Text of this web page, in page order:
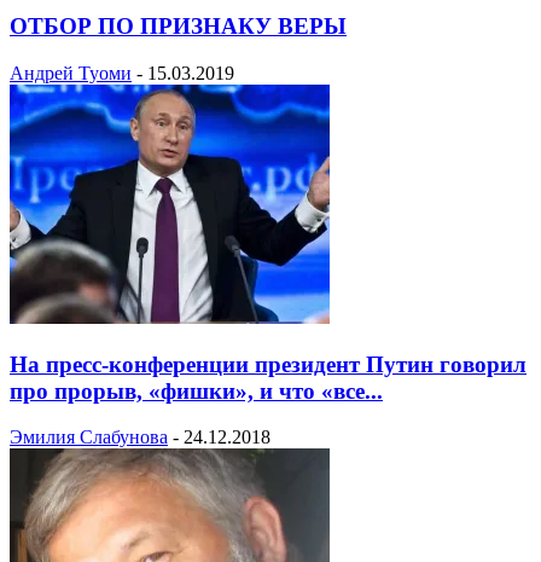
ОТБОР ПО ПРИЗНАКУ ВЕРЫ
Андрей Туоми - 15.03.2019
На пресс-конференции президент Путин говорил
про прорыв, «фишки», и что «все...
Эмилия Слабунова - 24.12.2018